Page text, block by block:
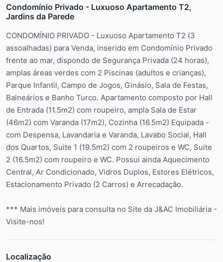
Condomínio Privado - Luxuoso Apartamento T2,
Jardins da Parede
CONDOMÍNIO PRIVADO - Luxuoso Apartamento T2 (3
assoalhadas) para Venda, inserido em Condomínio Privado
frente ao mar, dispondo de Segurança Privada (24 horas),
amplas áreas verdes com 2 Piscinas (adultos e crianças),
Parque Infantil, Campo de Jogos, Ginásio, Sala de Festas,
Balneários e Banho Turco. Apartamento composto por Hall
de Entrada (11.5m2) com roupeiro, ampla Sala de Estar
(46m2) com Varanda (17m2), Cozinha (16.5m2) Equipada -
com Despensa, Lavandaria e Varanda, Lavabo Social, Hall
dos Quartos, Suite 1 (19.5m2) com 2 roupeiros e WC, Suite
2 (16.5m2) com roupeiro e WC. Possui ainda Aquecimento
Central, Ar Condicionado, Vidros Duplos, Estores Elétricos,
Estacionamento Privado (2 Carros) e Arrecadação.
*** Mais imóveis para consulta no Site da J&AC Imobiliária -
Visite-nos!
Localização